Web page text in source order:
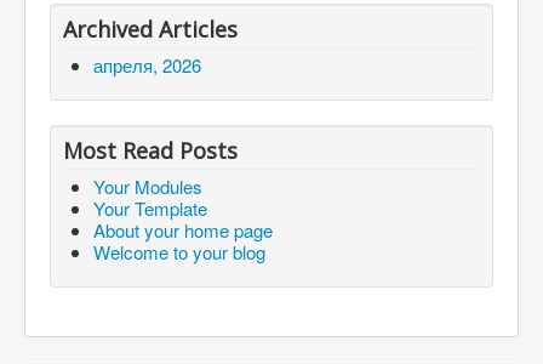
Archived Articles
апреля, 2026
Most Read Posts
Your Modules
Your Template
About your home page
Welcome to your blog